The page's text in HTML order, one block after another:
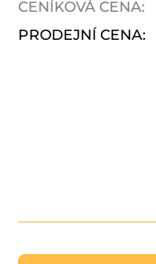
CENÍKOVÁ CENA:
PRODEJNÍ CENA: